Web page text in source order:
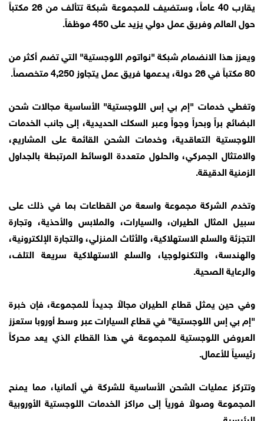
يقارب 40 عاماً، وستضيف للمجموعة شبكة تتألف من 26 مكتباً
حول العالم وفريق عمل دولي يزيد على 450 موظفاً.
ويعزز هذا الانضمام شبكة "نواتوم اللوجستية" التي تضم أكثر من
80 مكتباً في 26 دولة، يدعمها فريق عمل يتجاوز 4,250 متخصصاً.
وتغطي خدمات "إم بي إس اللوجستية" الأساسية مجالات شحن
البضائع براً وبحراً وجواً وعبر السكك الحديدية، إلى جانب الخدمات
اللوجستية التعاقدية، وخدمات الشحن القائمة على المشاريع،
والامتثال الجمركي، والحلول متعددة الوسائط المرتبطة بالجداول
الزمنية الدقيقة.
وتخدم الشركة مجموعة واسعة من القطاعات بما في ذلك على
سبيل المثال الطيران، والسيارات، والملابس والأحذية، وتجارة
التجزئة والسلع الاستهلاكية، والأثاث المنزلي، والتجارة الإلكترونية،
والهندسة، والتكنولوجيا، والسلع الاستهلاكية سريعة التلف،
والرعاية الصحية.
وفي حين يمثل قطاع الطيران مجالاً جديداً للمجموعة، فإن خبرة
"إم بي إس اللوجستية" في قطاع السيارات عبر وسط أوروبا ستعزز
العروض اللوجستية للمجموعة في هذا القطاع الذي يعد محركاً
رئيسياً للأعمال.
وتتركز عمليات الشحن الأساسية للشركة في ألمانيا، مما يمنح
المجموعة وصولاً فورياً إلى مراكز الخدمات اللوجستية الأوروبية